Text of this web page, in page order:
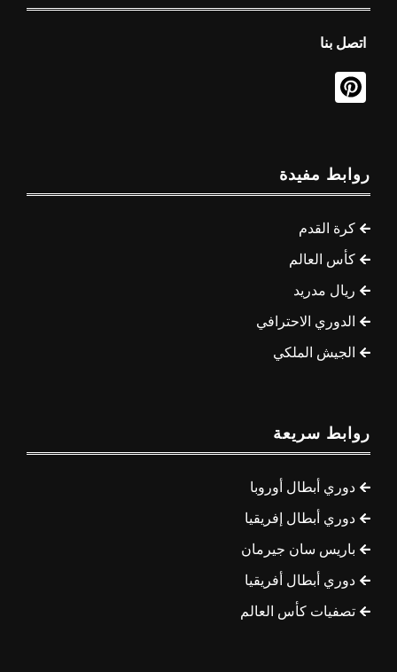
اتصل بنا
روابط مفيدة
كرة القدم
كأس العالم
ريال مدريد
الدوري الاحترافي
الجيش الملكي
روابط سريعة
دوري أبطال أوروبا
دوري أبطال إفريقيا
باريس سان جيرمان
دوري أبطال أفريقيا
تصفيات كأس العالم